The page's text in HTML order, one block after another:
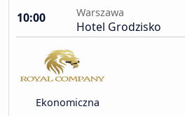
10:00
Warszawa
Hotel Grodzisko
Ekonomiczna